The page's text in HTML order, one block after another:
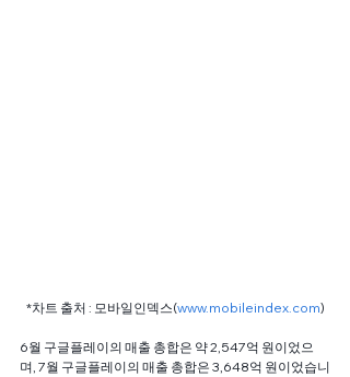
*차트 출처 : 모바일인덱스(www.mobileindex.com)
6월 구글플레이의 매출 총합은 약 2,547억 원이었으
며, 7월 구글플레이의 매출 총합은 3,648억 원이었습니